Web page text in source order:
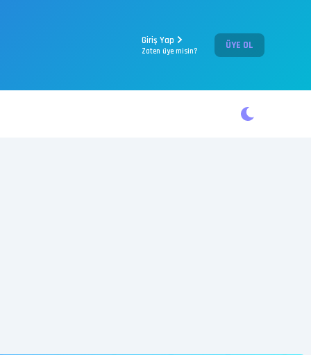
Giriş Yap
Zaten üye misin? ÜYE OL